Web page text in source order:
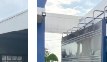
Add to